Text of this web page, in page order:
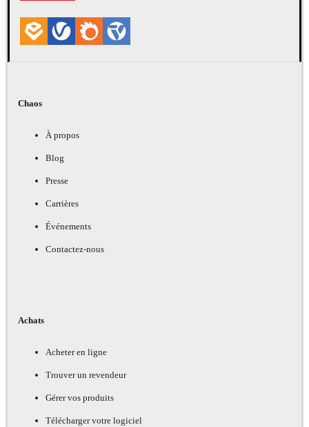
Chaos
À propos
Blog
Presse
Carrières
Événements
Contactez-nous
Achats
Acheter en ligne
Trouver un revendeur
Gérer vos produits
Télécharger votre logiciel